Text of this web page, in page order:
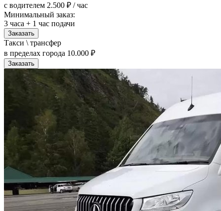
с водителем 2.500 ₽ / час
Минимальный заказ:
3 часа + 1 час подачи
Заказать
Такси \ трансфер
в пределах города 10.000 ₽
Заказать